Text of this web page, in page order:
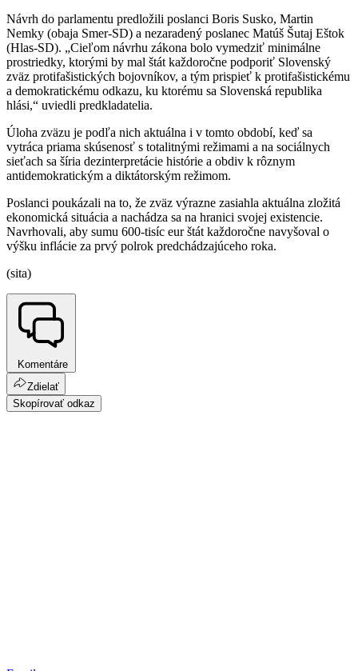
Návrh do parlamentu predložili poslanci Boris Susko, Martin
Nemky (obaja Smer-SD) a nezaradený poslanec Matúš Šutaj Eštok
(Hlas-SD). „Cieľom návrhu zákona bolo vymedziť minimálne
prostriedky, ktorými by mal štát každoročne podporiť Slovenský
zväz protifašistických bojovníkov, a tým prispieť k protifašistickému
a demokratickému odkazu, ku ktorému sa Slovenská republika
hlási,“ uviedli predkladatelia.
Úloha zväzu je podľa nich aktuálna i v tomto období, keď sa
vytráca priama skúsenosť s totalitnými režimami a na sociálnych
sieťach sa šíria dezinterpretácie histórie a obdiv k rôznym
antidemokratickým a diktátorským režimom.
Poslanci poukázali na to, že zväz výrazne zasiahla aktuálna zložitá
ekonomická situácia a nachádza sa na hranici svojej existencie.
Navrhovali, aby sumu 600-tisíc eur štát každoročne navyšoval o
výšku inflácie za prvý polrok predchádzajúceho roka.
(sita)
Komentáre
Zdielať
Skopírovať odkaz